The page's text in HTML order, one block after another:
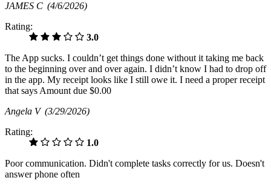
JAMES C (4/6/2026)
Rating:
3.0
The App sucks. I couldn’t get things done without it taking me back
to the beginning over and over again. I didn’t know I had to drop off
in the app. My receipt looks like I still owe it. I need a proper receipt
that says Amount due $0.00
Angela V (3/29/2026)
Rating:
1.0
Poor communication. Didn't complete tasks correctly for us. Doesn't
answer phone often